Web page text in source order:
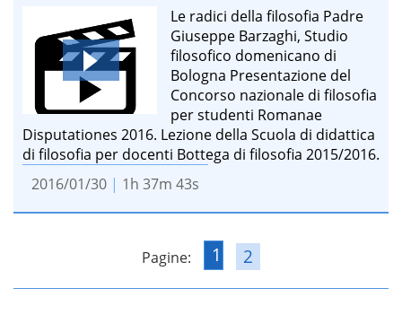
Le radici della filosofia Padre
Giuseppe Barzaghi, Studio
filosofico domenicano di
Bologna Presentazione del
Concorso nazionale di filosofia
per studenti Romanae
Disputationes 2016. Lezione della Scuola di didattica
di filosofia per docenti Bottega di filosofia 2015/2016.
2016/01/30 | 1h 37m 43s
Pagine: 1 2